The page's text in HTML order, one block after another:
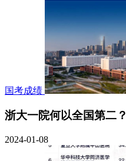
国考成绩
浙大一院何以全国第二？
2024-01-08